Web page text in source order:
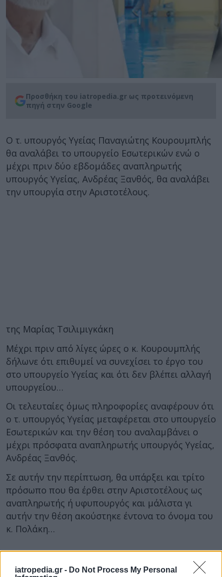
iatropedia.gr - Do Not Process My Personal
Προσθήκη του iatropedia.gr ως προτεινόμενη
πηγή στην Google
Ο τ. υπουργός Υγείας Παναγιώτης Κουρουμπλής
θα αναλάβει το υπουργείο Εσωτερικών ενώ ο
μέχρι πριν δύο εβδομάδες αναπληρωτής
υπουργός Υγείας, Ανδρέας Ξανθός, θα αναλάβει
την υπουργία στην Αριστοτέλους.
της Μαρίας Τσιλιμιγκάκη
Μέχρι πριν από λίγες ώρες ο κ. Κουρουμπλής
δήλωνε ότι επιθυμεί να συνεχίσει το έργο του
στο υπουργείο Υγείας και ότι δεν βλέπει αλλαγή
υπουργείου…
Οι τελευταίες όμως πληροφορίες αναφέρουν ότι
ο τ. υπουργός Υγείας μεταφέρεται στο υπουργείο
Εσωτερικών και την θέση του αναλαμβάνει ο
μέχρι πρόσφατα αναπληρωτής υπουργός Υγείας,
Ανδρέας Ξανθός.
Σε αυτήν την περίπτωση, θα υπάρξει και τρίτο
πρόσωπο που θα έρθει στην Αριστοτέλους ως
αναπληρωτής ή υφυπουργός και μάλιστα γι
αυτήν την θέση ακούστηκε έντονα το όνομα του
κ. Πολάκη…